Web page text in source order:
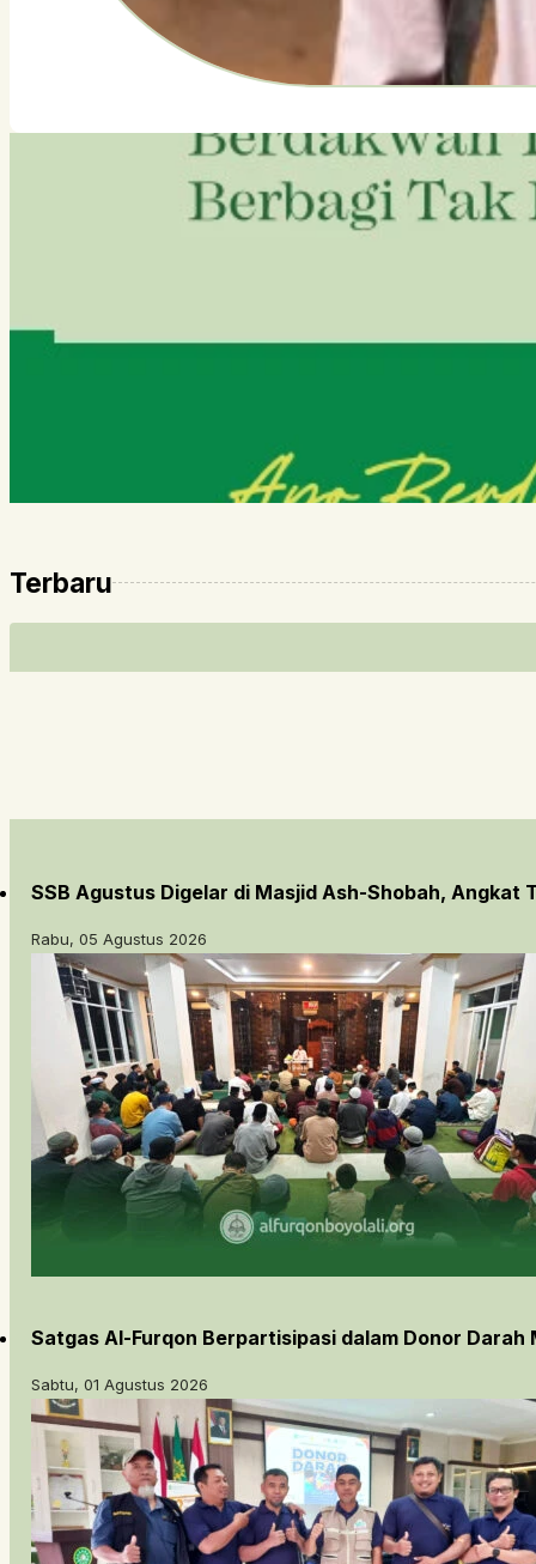
Terbaru
SSB Agustus Digelar di Masjid Ash-Shobah, Angkat
Rabu, 05 Agustus 2026
Satgas Al-Furqon Berpartisipasi dalam Donor Darah
Sabtu, 01 Agustus 2026